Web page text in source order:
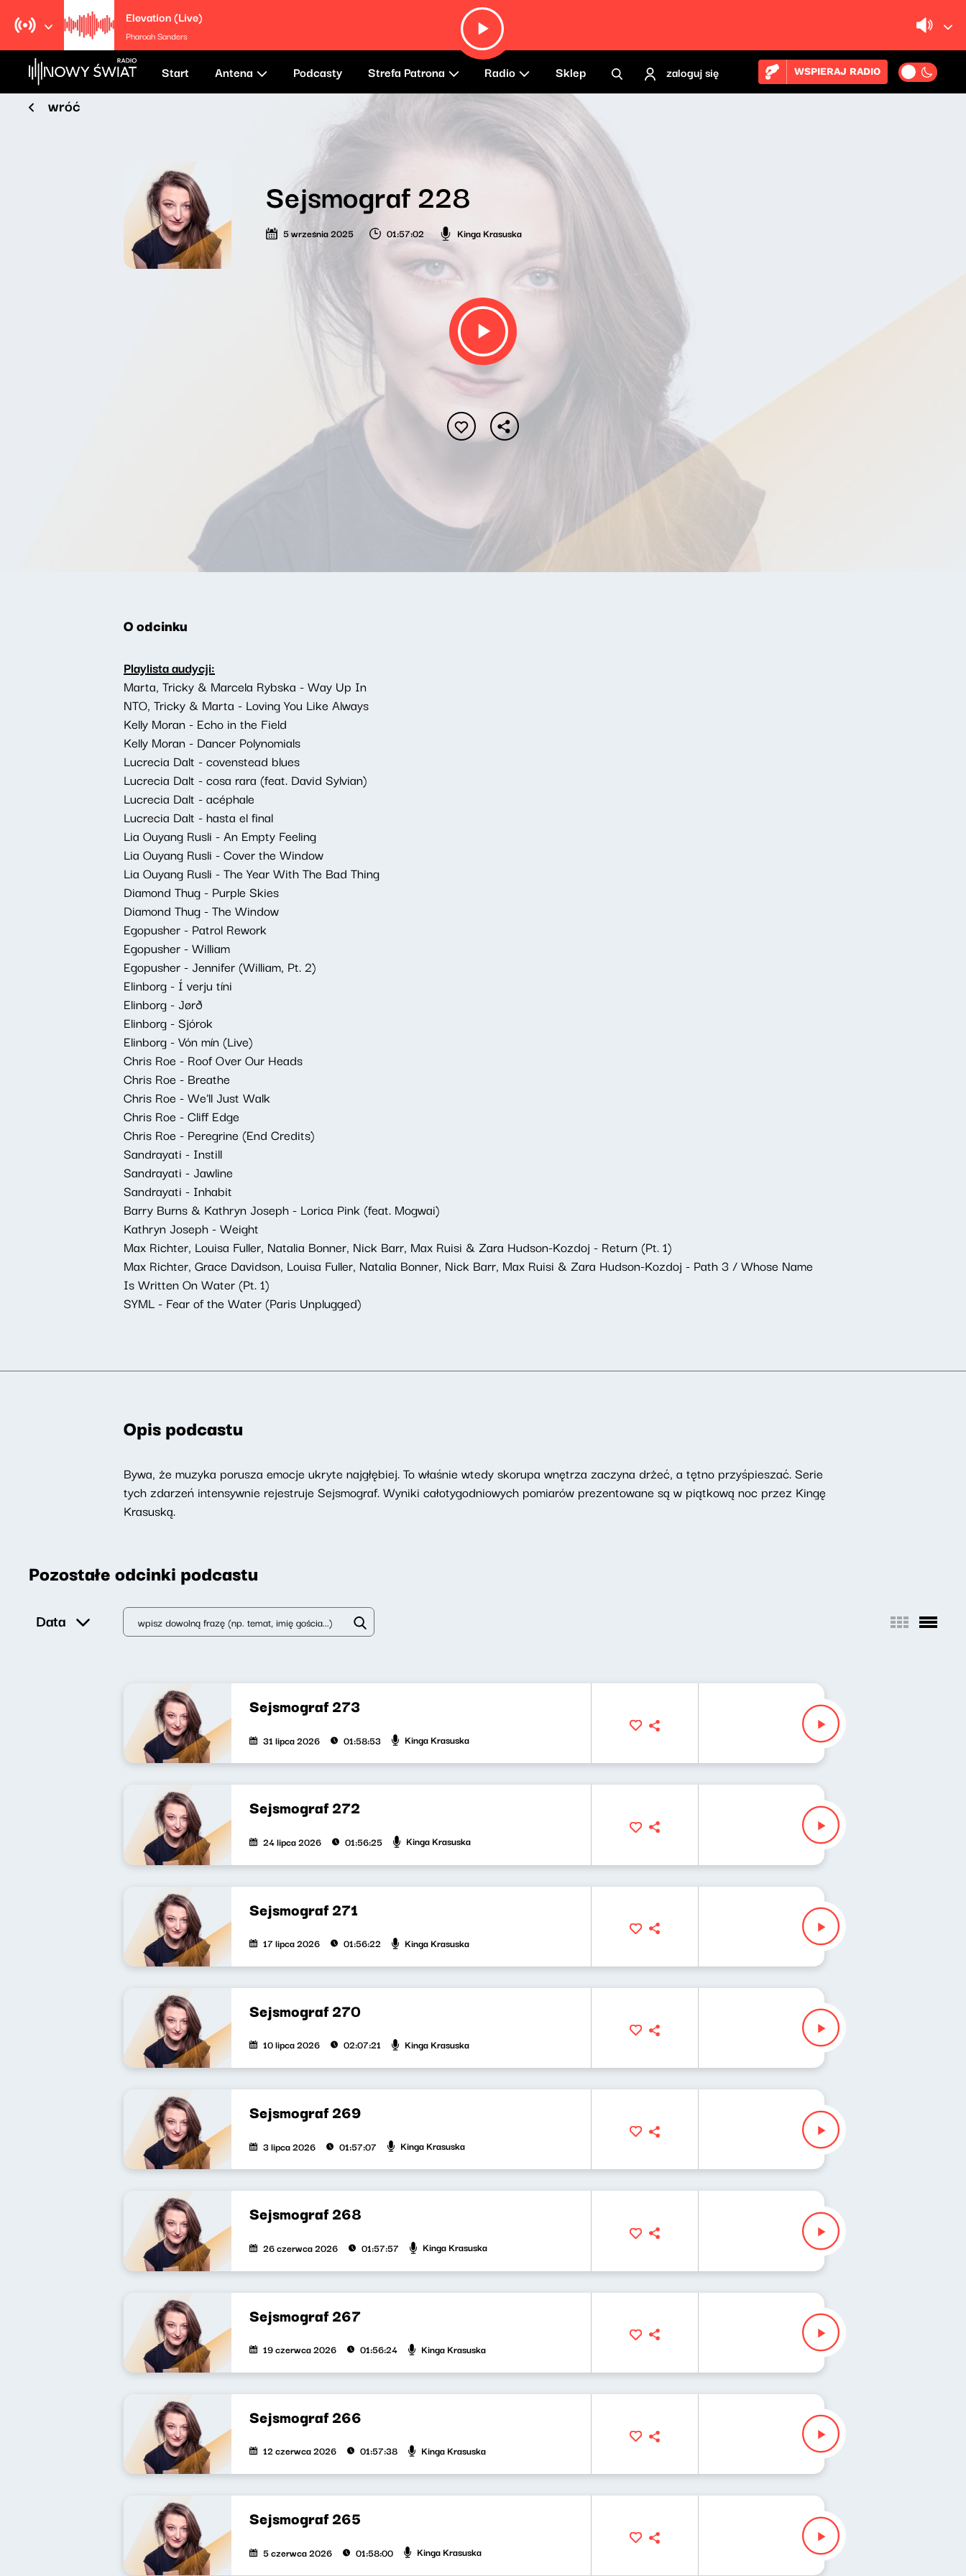
Elevation (Live)
Pharoah Sanders
Start Antena Podcasty Strefa Patrona Radio Sklep zaloguj się WSPIERAJ RADIO
wróć
Sejsmograf 228
5 września 2025 01:57:02 Kinga Krasuska
O odcinku
Playlista audycji:
Marta, Tricky & Marcela Rybska - Way Up In
NTO, Tricky & Marta - Loving You Like Always
Kelly Moran - Echo in the Field
Kelly Moran - Dancer Polynomials
Lucrecia Dalt - covenstead blues
Lucrecia Dalt - cosa rara (feat. David Sylvian)
Lucrecia Dalt - acéphale
Lucrecia Dalt - hasta el final
Lia Ouyang Rusli - An Empty Feeling
Lia Ouyang Rusli - Cover the Window
Lia Ouyang Rusli - The Year With The Bad Thing
Diamond Thug - Purple Skies
Diamond Thug - The Window
Egopusher - Patrol Rework
Egopusher - William
Egopusher - Jennifer (William, Pt. 2)
Elinborg - Í verju tíni
Elinborg - Jørð
Elinborg - Sjórok
Elinborg - Vón mín (Live)
Chris Roe - Roof Over Our Heads
Chris Roe - Breathe
Chris Roe - We'll Just Walk
Chris Roe - Cliff Edge
Chris Roe - Peregrine (End Credits)
Sandrayati - Instill
Sandrayati - Jawline
Sandrayati - Inhabit
Barry Burns & Kathryn Joseph - Lorica Pink (feat. Mogwai)
Kathryn Joseph - Weight
Max Richter, Louisa Fuller, Natalia Bonner, Nick Barr, Max Ruisi & Zara Hudson-Kozdoj - Return (Pt. 1)
Max Richter, Grace Davidson, Louisa Fuller, Natalia Bonner, Nick Barr, Max Ruisi & Zara Hudson-Kozdoj - Path 3 / Whose Name
Is Written On Water (Pt. 1)
SYML - Fear of the Water (Paris Unplugged)
Opis podcastu
Bywa, że muzyka porusza emocje ukryte najgłębiej. To właśnie wtedy skorupa wnętrza zaczyna drżeć, a tętno przyśpieszać. Serie
tych zdarzeń intensywnie rejestruje Sejsmograf. Wyniki całotygodniowych pomiarów prezentowane są w piątkową noc przez Kingę
Krasuską.
Pozostałe odcinki podcastu
Data
Sejsmograf 273
31 lipca 2026 01:58:53 Kinga Krasuska
Sejsmograf 272
24 lipca 2026 01:56:25 Kinga Krasuska
Sejsmograf 271
17 lipca 2026 01:56:22 Kinga Krasuska
Sejsmograf 270
10 lipca 2026 02:07:21 Kinga Krasuska
Sejsmograf 269
3 lipca 2026 01:57:07 Kinga Krasuska
Sejsmograf 268
26 czerwca 2026 01:57:57 Kinga Krasuska
Sejsmograf 267
19 czerwca 2026 01:56:24 Kinga Krasuska
Sejsmograf 266
12 czerwca 2026 01:57:38 Kinga Krasuska
Sejsmograf 265
5 czerwca 2026 01:58:00 Kinga Krasuska